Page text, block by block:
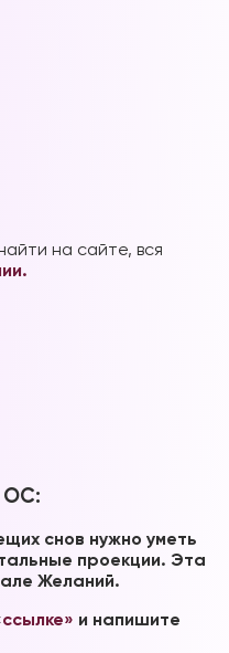
на сайте, вся
ОС:
снов нужно уметь
проекции. Эта
Желаний.
ссылке» и напишите